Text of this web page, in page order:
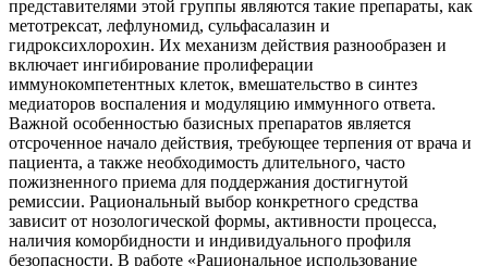
представителями этой группы являются такие препараты, как
метотрексат, лефлуномид, сульфасалазин и
гидроксихлорохин. Их механизм действия разнообразен и
включает ингибирование пролиферации
иммунокомпетентных клеток, вмешательство в синтез
медиаторов воспаления и модуляцию иммунного ответа.
Важной особенностью базисных препаратов является
отсроченное начало действия, требующее терпения от врача и
пациента, а также необходимость длительного, часто
пожизненного приема для поддержания достигнутой
ремиссии. Рациональный выбор конкретного средства
зависит от нозологической формы, активности процесса,
наличия коморбидности и индивидуального профиля
безопасности. В работе «Рациональное использование